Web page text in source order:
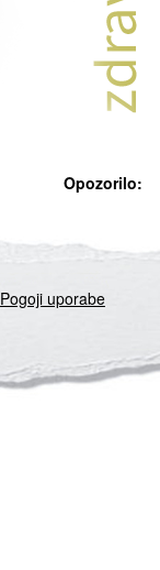
Opozorilo:
Pogoji uporabe